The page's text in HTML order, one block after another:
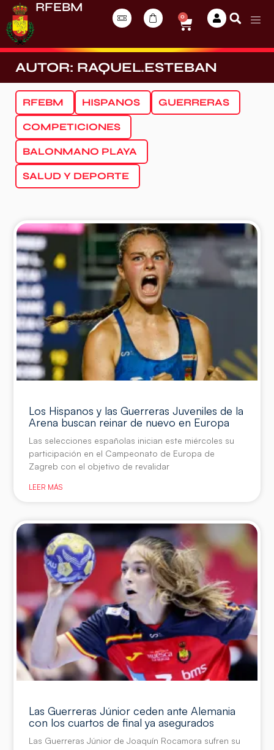
RFEBM
0
AUTOR: RAQUEL.ESTEBAN
RFEBM HISPANOS GUERRERAS
COMPETICIONES
BALONMANO PLAYA
SALUD Y DEPORTE
Los Hispanos y las Guerreras Juveniles de la
Arena buscan reinar de nuevo en Europa
Las selecciones españolas inician este miércoles su
participación en el Campeonato de Europa de
Zagreb con el objetivo de revalidar
LEER MÁS
Las Guerreras Júnior ceden ante Alemania
con los cuartos de final ya asegurados
Las Guerreras Júnior de Joaquín Rocamora sufren su